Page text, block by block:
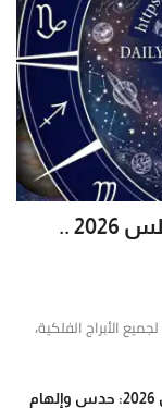
توقعات الأبراج اليوم الأحد 9 أغسطس 2026 ..
تعرف على توقعات الأبراج اليوم الأحد 9 أغسطس 2026 لجميع الأبراج الفلكية،
برج الحوت الأحد 9 أغسطس 2026: حدس وإلهام